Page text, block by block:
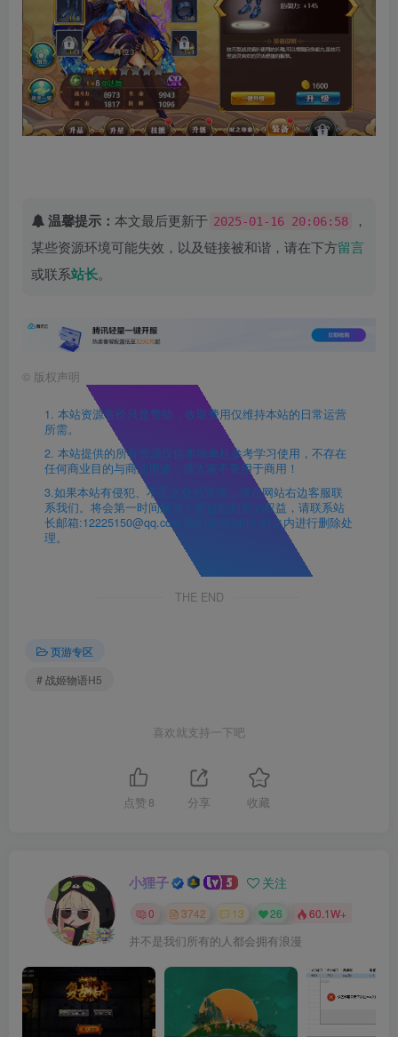
温馨提示： 本文最后更新于 2025-01-16 20:06:58
，
某些资源环境可能失效，以及链接被和谐，请在下方留言
或联系站长。
© 版权声明
1. 本站资源售价只是赞助，收取费用仅维持本站的日常运营
所需。
2. 本站提供的所有资源仅供本地单机参考学习使用，不存在
任何商业目的与商业用途，请大家不要用于商用！
3.如果本站有侵犯、不妥之处的资源，请在网站右边客服联
系我们。将会第一时间解决！若侵犯到您的权益，请联系站
长邮箱:12225150@qq.com 我们会在24h小时之内进行删除处
理。
THE END
页游专区
# 战姬物语H5
喜欢就支持一下吧
点赞 8 分享 收藏
小狸子 关注
0 3742 13 26 60.1W+
并不是我们所有的人都会拥有浪漫